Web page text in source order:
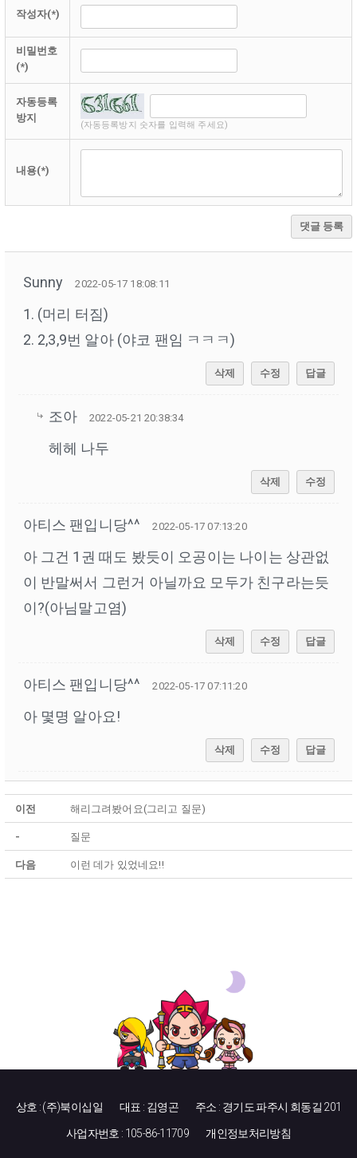
작성자(*)
비밀번호
(*)
자동등록
방지
(자동등록방지 숫자를 입력해 주세요)
내용(*)
댓글 등록
Sunny 2022-05-17 18:08:11
1. (머리 터짐)
2. 2,3,9번 알아 (야코 팬임 ㅋㅋㅋ)
삭제 수정 답글
조아 2022-05-21 20:38:34
헤헤 나두
삭제 수정
아티스 팬입니당^^ 2022-05-17 07:13:20
아 그건 1권 때도 봤듯이 오공이는 나이는 상관없
이 반말써서 그런거 아닐까요 모두가 친구라는듯
이?(아님말고염)
삭제 수정 답글
아티스 팬입니당^^ 2022-05-17 07:11:20
아 몇명 알아요!
삭제 수정 답글
이전 해리그려봤어요(그리고 질문)
- 질문
다음 이런 데가 있었네요!!
상호 : (주)북이십일 대표 : 김영곤 주소 : 경기도 파주시 회동길 201
사업자번호 : 105-86-11709 개인정보처리방침